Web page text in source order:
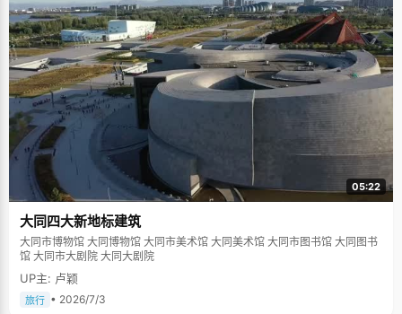
05:22
大同四大新地标建筑
大同市博物馆 大同博物馆 大同市美术馆 大同美术馆 大同市图书馆 大同图书
馆 大同市大剧院 大同大剧院
UP主: 卢颖
旅行 • 2026/7/3